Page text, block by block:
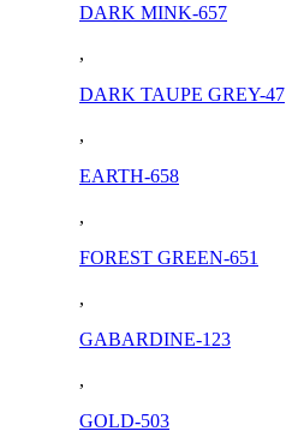
DARK MINK-657
,
DARK TAUPE GREY-47
,
EARTH-658
,
FOREST GREEN-651
,
GABARDINE-123
,
GOLD-503